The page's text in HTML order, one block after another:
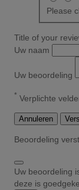
Please
Title of your
Uw naam
Uw beoordeling
* Verplichte
Annuleren
Beoordeling
Uw beoordeling
deze is